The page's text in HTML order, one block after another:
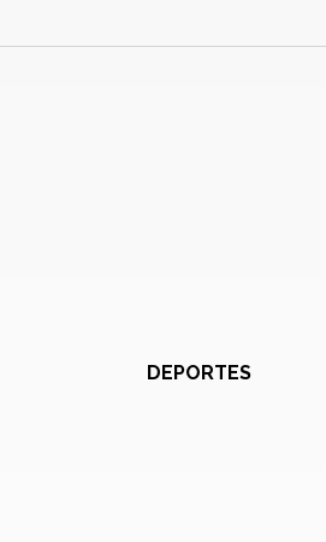
DEPORTES